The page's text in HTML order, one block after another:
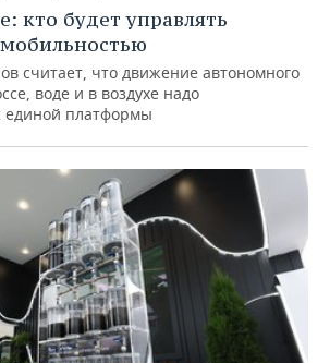
кто будет управлять
считает, что движение автономного
воде и в воздухе надо
единой платформы